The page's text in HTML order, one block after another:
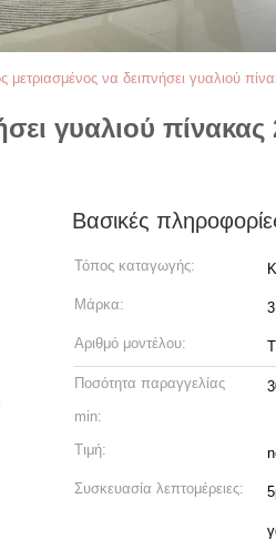
μετριασμένος να δειπνήσει γυαλιού
γυαλιού πίνακας
Βασικές
Τόπος καταγωγής:
Μάρκα:
Αριθμό μοντέλου:
Ποσότητα παραγγελίας
min:
Τιμή:
Συσκευασία λεπτομέρειες: